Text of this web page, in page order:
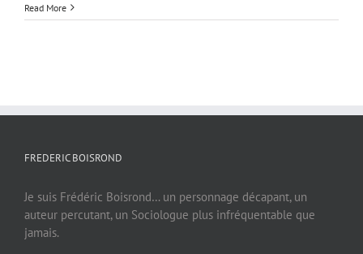
Read More
FREDERIC BOISROND
Je suis Frédéric Boisrond… un personnage décapant, un
auteur percutant, un Sociologue plus infréquentable que
jamais.